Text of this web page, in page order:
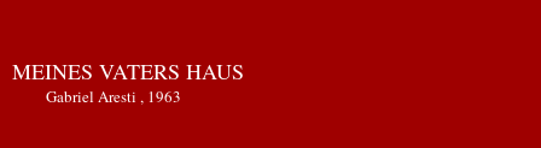
MEINES VATERS HAUS
Gabriel Aresti , 1963